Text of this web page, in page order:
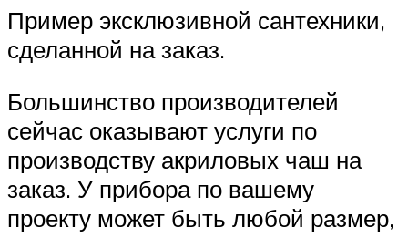
Пример эксклюзивной сантехники,
сделанной на заказ.
Большинство производителей
сейчас оказывают услуги по
производству акриловых чаш на
заказ. У прибора по вашему
проекту может быть любой размер,